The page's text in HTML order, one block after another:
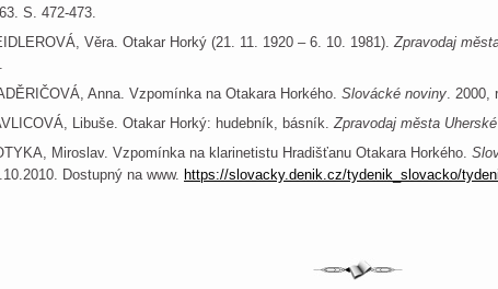
S. 472-473.
Věra. Otakar Horký (21. 11. 1920 – 6. 10. 1981).Zpravodaj
Anna. Vzpomínka na Otakara Horkého. Slovácké noviny. 2000,
Libuše. Otakar Horký: hudebník, básník.Zpravodaj města
Miroslav. Vzpomínka na klarinetistu Hradišťanu Otakara Horkého.
Dostupný na www. https://slovacky.denik.cz/tydenik_slovacko/